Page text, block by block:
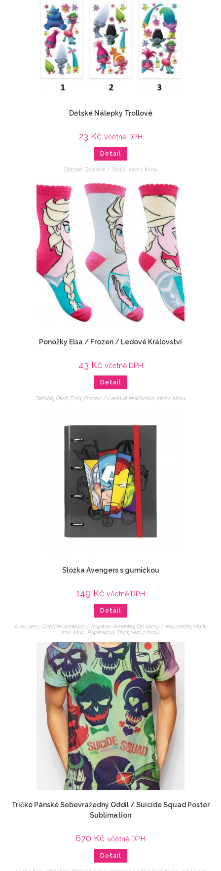
Dětské Nálepky Trollové
23 Kč včetně DPH
Detail
Dětské, Trollové / Trolls, Veci z filmu
Ponožky Elsa / Frozen / Ledové Království
43 Kč včetně DPH
Detail
Dětské Dívčí, Elsa Frozen / Ledové království, Veci z filmu
Složka Avengers s gumičkou
149 Kč včetně DPH
Detail
Avengers, Captain America / Kapitán Amerika, Do školy / kanceláře, Hulk,
Iron Man, Papírnictví, Thor, Veci z filmu
Tričko Pánské Sebevražedný Oddíl / Suicide Squad Poster
Sublimation
670 Kč včetně DPH
Detail